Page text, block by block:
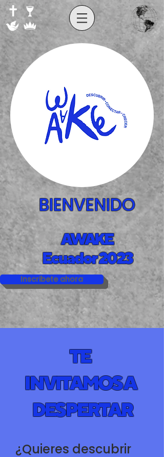
BIENVENIDO
AWAKE
Ecuador 2023
Inscribete ahora
TE
INVITAMOS A
DESPERTAR
¿Quieres descubrir